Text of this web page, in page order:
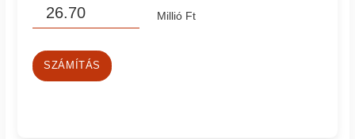
Millió Ft
SZÁMÍTÁS